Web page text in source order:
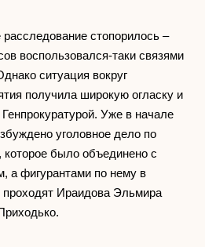
стопорилось –
воспользовался-таки связями
ситуация вокруг
получила широкую огласку и
Уже в начале
уголовное дело по
было объединено с
а фигурантами по нему в
проходят Ираидова Эльмира